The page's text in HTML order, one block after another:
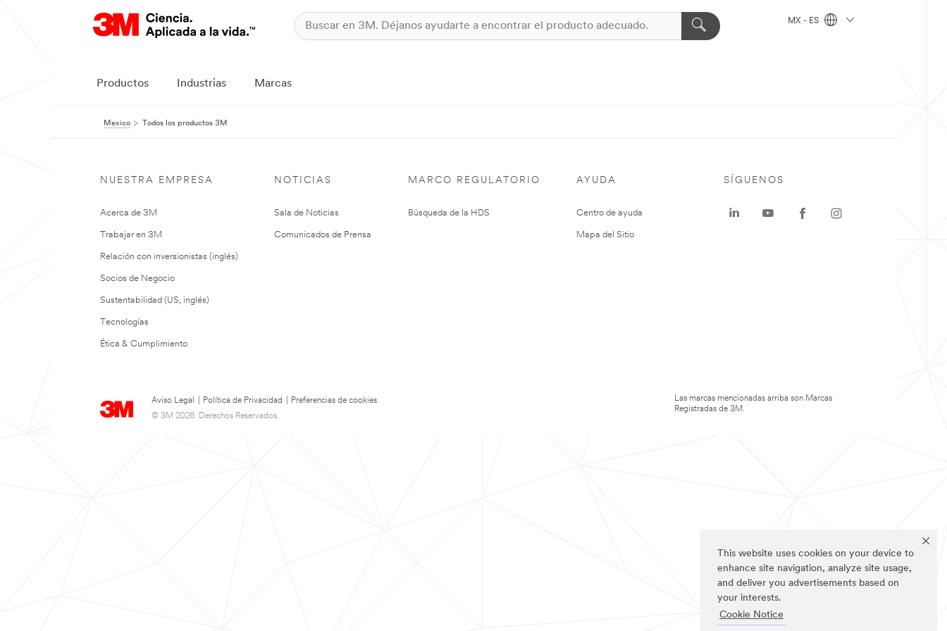
This website uses cookies on your device to
enhance site navigation, analyze site usage,
and deliver you advertisements based on
your interests.
Cookie Notice
MX - ES
Productos Industrias Marcas
Mexico Todos los productos 3M
NUESTRA EMPRESA
Acerca de 3M
Trabajar en 3M
Relación con inversionistas (inglés)
Socios de Negocio
Sustentabilidad (US, inglés)
Tecnologías
Ética & Cumplimiento
NOTICIAS
Sala de Noticias
Comunicados de Prensa
MARCO REGULATORIO
Búsqueda de la HDS
AYUDA
Centro de ayuda
Mapa del Sitio
Aviso Legal Política de Privacidad
Preferencias de cookies
© 3M 2026. Derechos Reservados.
SÍGUENOS
Las marcas mencionadas arriba son Marcas
Registradas de 3M.